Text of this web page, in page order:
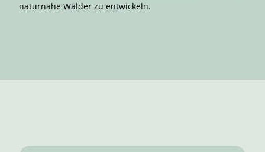
naturnahe Wälder zu entwickeln.